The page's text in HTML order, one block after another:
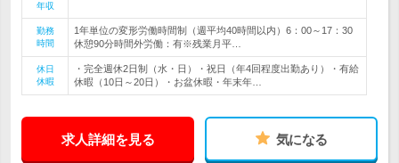
年収
勤務
時間
1年単位の変形労働時間制（週平均40時間以内）6：00～17：30
休憩90分時間外労働：有※残業月平…
休日
休暇
・完全週休2日制（水・日）・祝日（年4回程度出勤あり）・有給
休暇（10日～20日）・お盆休暇・年末年…
求人詳細を見る 気になる